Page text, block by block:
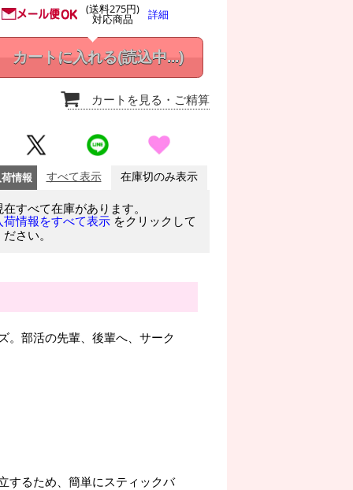
(送料275円)
対応商品 詳細
カートに入れる(読込中...)
カートを見る ・ご精算
情報 すべて表示 在庫切のみ表示
在すべて在庫があります。
荷情報をすべて表示 をクリックして
さい。
。部活の先輩、後輩へ、サーク
するため、簡単にスティックバ